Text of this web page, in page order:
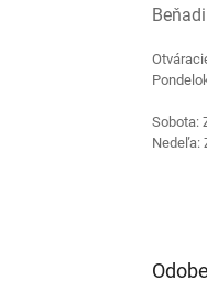
Sobota:
Nedeľa: